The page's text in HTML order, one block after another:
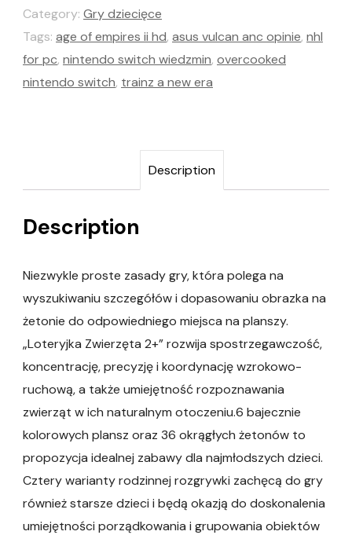
Category: Gry dziecięce
Tags: age of empires ii hd, asus vulcan anc opinie, nhl
for pc, nintendo switch wiedzmin, overcooked
nintendo switch, trainz a new era
Description
Description
Niezwykle proste zasady gry, która polega na
wyszukiwaniu szczegółów i dopasowaniu obrazka na
żetonie do odpowiedniego miejsca na planszy.
„Loteryjka Zwierzęta 2+” rozwija spostrzegawczość,
koncentrację, precyzję i koordynację wzrokowo-
ruchową, a także umiejętność rozpoznawania
zwierząt w ich naturalnym otoczeniu.6 bajecznie
kolorowych plansz oraz 36 okrągłych żetonów to
propozycja idealnej zabawy dla najmłodszych dzieci.
Cztery warianty rodzinnej rozgrywki zachęcą do gry
również starsze dzieci i będą okazją do doskonalenia
umiejętności porządkowania i grupowania obiektów